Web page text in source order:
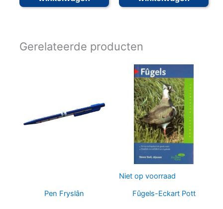
Gerelateerde producten
Pen Fryslân
Niet op voorraad
Fûgels-Eckart Pott